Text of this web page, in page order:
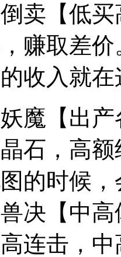
【低买
赚取差
收入就
【出产
晶石，高
的时候
决【中
连击，